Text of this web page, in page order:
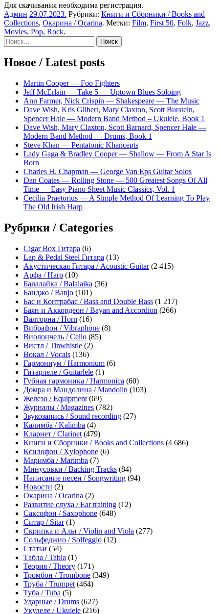
Для скачивания необходима регистрация.
Админ 29.07.2023. Рубрики: Книги и Сборники / Books and
Collections, Окарина / Ocarina. Метки: Film, First 50, Folk, Jazz,
Movies, Pop, Rock.
Sidebar
Найти:
Новое / Latest posts
Martin Cooper — Foo Fighters
Jeff McErlain — Take 5 — Uptown Blues Soloing
Ann Farmer, Nick Crispin — Shakespeare — The Music
Dave Wish, Kris Gilbert, Mary Claxton, Scott Burstein,
Spencer Hale — Modern Band Method – Ukulele, Book 1
Dave Wish, Mary Claxton, Scott Barnard, Spencer Hale —
Modern Band Method — Drums, Book 1
Steve Khan — Pentatonic Khancepts
Lady Gaga & Bradley Cooper — Shallow — From A Star Is
Born
Charles H. Chapman — George Van Eps Guitar Solos
Dan Coates — Rolling Stone — 500 Greatest Songs Of All
Time — Easy Piano Sheet Music Classics, Vol. 1
Cecilia Praetorius — A Simple Method Of Learning To Play
The Old Irish Harp
Рубрики / Categories
Cigar Box Гитара (6)
Lap & Pedal Steel Гитара (13)
Акустическая Гитара / Acoustic Guitar(2 415)
Арфа / Harp (10)
Балалайка / Balalaika (36)
Банджо / Banjo (101)
Бас и Контрабас / Bass and Double Bass (1 217)
Баян и Аккордеон / Bayan and Accordion (266)
Валторна / Horn (16)
Вибрафон / Vibraphone (8)
Виолончель / Cello (85)
Вистл / Tinwhistle (2)
Вокал / Vocals (136)
Гармониум / Harmonium (6)
Гитарлеле / Guitarlele (1)
Губная гармоника / Harmonica (60)
Домра и Мандолина / Mandolin (103)
Железо / Equipment (69)
Журналы / Magazines (782)
Звукозапись / Sound recording (27)
Калимба / Kalimba (4)
Кларнет / Clarinet (479)
Книги и Сборники / Books and Collections (4 686)
Ксилофон / Xylophone (6)
Маримба / Marimba (7)
Минусовки / Backing Tracks (84)
Написание песен / Songwriting (94)
Новости (2)
Окарина / Ocarina (2)
Развитие слуха / Ear training (12)
Саксофон / Saxophone (648)
Ситар / Sitar(1)
Скрипка и Альт / Violin and Viola (277)
Сольфеджио / Solfeggio (12)
Статьи (54)
Табла / Tabla (1)
Теория / Theory (171)
Тромбон / Trombone (349)
Труба / Trumpet (464)
Туба / Tuba (5)
Ударные / Drums (627)
Укулеле / Ukulele (216)